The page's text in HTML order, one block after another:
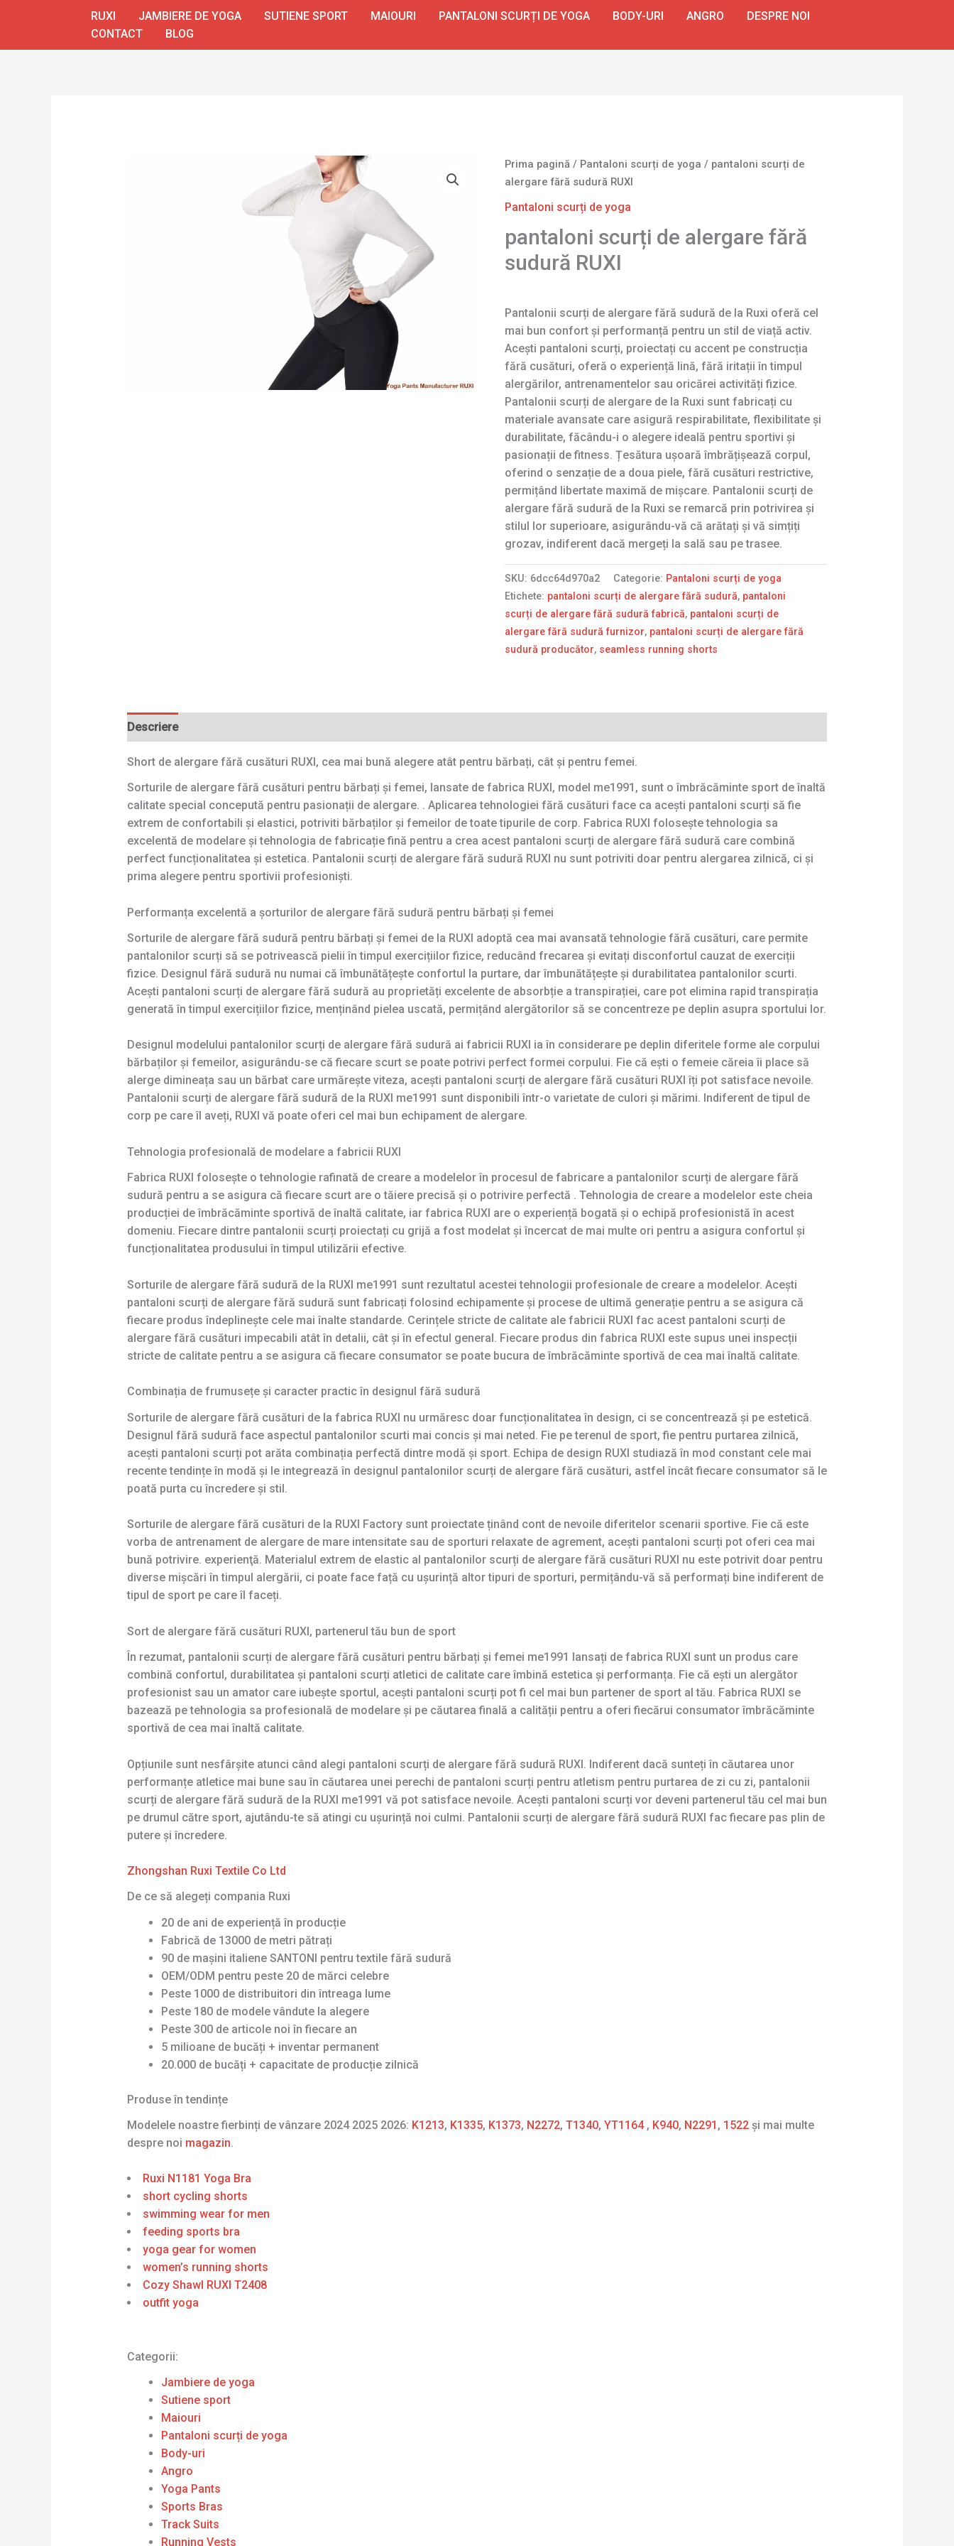
RUXI JAMBIERE DE YOGA SUTIENE SPORT MAIOURI PANTALONI SCURȚI DE YOGA BODY-URI ANGRO
DESPRE NOI
CONTACT
BLOG
Prima pagină / Pantaloni scurți de yoga / pantaloni scurți de
alergare fără sudură RUXI
Pantaloni scurți de yoga
pantaloni scurți de alergare fără
sudură RUXI
Pantalonii scurți de alergare fără sudură de la Ruxi oferă cel
mai bun confort și performanță pentru un stil de viață activ.
Acești pantaloni scurți, proiectați cu accent pe construcția
fără cusături, oferă o experiență lină, fără iritații în timpul
alergărilor, antrenamentelor sau oricărei activități fizice.
Pantalonii scurți de alergare de la Ruxi sunt fabricați cu
materiale avansate care asigură respirabilitate, flexibilitate și
durabilitate, făcându-i o alegere ideală pentru sportivi și
pasionații de fitness. Țesătura ușoară îmbrățișează corpul,
oferind o senzație de a doua piele, fără cusături restrictive,
permițând libertate maximă de mișcare. Pantalonii scurți de
alergare fără sudură de la Ruxi se remarcă prin potrivirea și
stilul lor superioare, asigurându-vă că arătați și vă simțiți
grozav, indiferent dacă mergeți la sală sau pe trasee.
SKU: 6dcc64d970a2 Categorie: Pantaloni scurți de yoga
Etichete: pantaloni scurți de alergare fără sudură, pantaloni
scurți de alergare fără sudură fabrică, pantaloni scurți de
alergare fără sudură furnizor, pantaloni scurți de alergare fără
sudură producător, seamless running shorts
Descriere
Short de alergare fără cusături RUXI, cea mai bună alegere atât pentru bărbați, cât și pentru femei.
Sorturile de alergare fără cusături pentru bărbați și femei, lansate de fabrica RUXI, model me1991, sunt o îmbrăcăminte sport de înaltă
calitate special concepută pentru pasionații de alergare. . Aplicarea tehnologiei fără cusături face ca acești pantaloni scurți să fie
extrem de confortabili și elastici, potriviti bărbaților și femeilor de toate tipurile de corp. Fabrica RUXI folosește tehnologia sa
excelentă de modelare și tehnologia de fabricație fină pentru a crea acest pantaloni scurți de alergare fără sudură care combină
perfect funcționalitatea și estetica. Pantalonii scurți de alergare fără sudură RUXI nu sunt potriviti doar pentru alergarea zilnică, ci și
prima alegere pentru sportivii profesioniști.
Performanța excelentă a șorturilor de alergare fără sudură pentru bărbați și femei
Sorturile de alergare fără sudură pentru bărbați și femei de la RUXI adoptă cea mai avansată tehnologie fără cusături, care permite
pantalonilor scurți să se potrivească pielii în timpul exercițiilor fizice, reducând frecarea și evitați disconfortul cauzat de exerciții
fizice. Designul fără sudură nu numai că îmbunătățește confortul la purtare, dar îmbunătățește și durabilitatea pantalonilor scurti.
Acești pantaloni scurți de alergare fără sudură au proprietăți excelente de absorbție a transpirației, care pot elimina rapid transpirația
generată în timpul exercițiilor fizice, menținând pielea uscată, permițând alergătorilor să se concentreze pe deplin asupra sportului lor.
Designul modelului pantalonilor scurți de alergare fără sudură ai fabricii RUXI ia în considerare pe deplin diferitele forme ale corpului
bărbaților și femeilor, asigurându-se că fiecare scurt se poate potrivi perfect formei corpului. Fie că ești o femeie căreia îi place să
alerge dimineața sau un bărbat care urmărește viteza, acești pantaloni scurți de alergare fără cusături RUXI îți pot satisface nevoile.
Pantalonii scurți de alergare fără sudură de la RUXI me1991 sunt disponibili într-o varietate de culori și mărimi. Indiferent de tipul de
corp pe care îl aveți, RUXI vă poate oferi cel mai bun echipament de alergare.
Tehnologia profesională de modelare a fabricii RUXI
Fabrica RUXI folosește o tehnologie rafinată de creare a modelelor în procesul de fabricare a pantalonilor scurți de alergare fără
sudură pentru a se asigura că fiecare scurt are o tăiere precisă și o potrivire perfectă . Tehnologia de creare a modelelor este cheia
producției de îmbrăcăminte sportivă de înaltă calitate, iar fabrica RUXI are o experiență bogată și o echipă profesionistă în acest
domeniu. Fiecare dintre pantalonii scurți proiectați cu grijă a fost modelat și încercat de mai multe ori pentru a asigura confortul și
funcționalitatea produsului în timpul utilizării efective.
Sorturile de alergare fără sudură de la RUXI me1991 sunt rezultatul acestei tehnologii profesionale de creare a modelelor. Acești
pantaloni scurți de alergare fără sudură sunt fabricați folosind echipamente și procese de ultimă generație pentru a se asigura că
fiecare produs îndeplinește cele mai înalte standarde. Cerințele stricte de calitate ale fabricii RUXI fac acest pantaloni scurți de
alergare fără cusături impecabili atât în detalii, cât și în efectul general. Fiecare produs din fabrica RUXI este supus unei inspecții
stricte de calitate pentru a se asigura că fiecare consumator se poate bucura de îmbrăcăminte sportivă de cea mai înaltă calitate.
Combinația de frumusețe și caracter practic în designul fără sudură
Sorturile de alergare fără cusături de la fabrica RUXI nu urmăresc doar funcționalitatea în design, ci se concentrează și pe estetică.
Designul fără sudură face aspectul pantalonilor scurti mai concis și mai neted. Fie pe terenul de sport, fie pentru purtarea zilnică,
acești pantaloni scurți pot arăta combinația perfectă dintre modă și sport. Echipa de design RUXI studiază în mod constant cele mai
recente tendințe în modă și le integrează în designul pantalonilor scurți de alergare fără cusături, astfel încât fiecare consumator să le
poată purta cu încredere și stil.
Sorturile de alergare fără cusături de la RUXI Factory sunt proiectate ținând cont de nevoile diferitelor scenarii sportive. Fie că este
vorba de antrenament de alergare de mare intensitate sau de sporturi relaxate de agrement, acești pantaloni scurți pot oferi cea mai
bună potrivire. experienţă. Materialul extrem de elastic al pantalonilor scurți de alergare fără cusături RUXI nu este potrivit doar pentru
diverse mișcări în timpul alergării, ci poate face față cu ușurință altor tipuri de sporturi, permițându-vă să performați bine indiferent de
tipul de sport pe care îl faceți.
Sort de alergare fără cusături RUXI, partenerul tău bun de sport
În rezumat, pantalonii scurți de alergare fără cusături pentru bărbați și femei me1991 lansați de fabrica RUXI sunt un produs care
combină confortul, durabilitatea și pantaloni scurți atletici de calitate care îmbină estetica și performanța. Fie că ești un alergător
profesionist sau un amator care iubește sportul, acești pantaloni scurți pot fi cel mai bun partener de sport al tău. Fabrica RUXI se
bazează pe tehnologia sa profesională de modelare și pe căutarea finală a calității pentru a oferi fiecărui consumator îmbrăcăminte
sportivă de cea mai înaltă calitate.
Opțiunile sunt nesfârșite atunci când alegi pantaloni scurți de alergare fără sudură RUXI. Indiferent dacă sunteți în căutarea unor
performanțe atletice mai bune sau în căutarea unei perechi de pantaloni scurți pentru atletism pentru purtarea de zi cu zi, pantalonii
scurți de alergare fără sudură de la RUXI me1991 vă pot satisface nevoile. Acești pantaloni scurți vor deveni partenerul tău cel mai bun
pe drumul către sport, ajutându-te să atingi cu ușurință noi culmi. Pantalonii scurți de alergare fără sudură RUXI fac fiecare pas plin de
putere și încredere.
Zhongshan Ruxi Textile Co Ltd
De ce să alegeți compania Ruxi
20 de ani de experiență în producție
Fabrică de 13000 de metri pătrați
90 de mașini italiene SANTONI pentru textile fără sudură
OEM/ODM pentru peste 20 de mărci celebre
Peste 1000 de distribuitori din întreaga lume
Peste 180 de modele vândute la alegere
Peste 300 de articole noi în fiecare an
5 milioane de bucăți + inventar permanent
20.000 de bucăți + capacitate de producție zilnică
Produse în tendințe
Modelele noastre fierbinți de vânzare 2024 2025 2026: K1213, K1335, K1373, N2272, T1340, YT1164, K940, N2291 , 1522 și mai multe
despre noi magazin.
Ruxi N1181 Yoga Bra
short cycling shorts
swimming wear for men
feeding sports bra
yoga gear for women
women’s running shorts
Cozy Shawl RUXI T2408
outfit yoga
Categorii:
Jambiere de yoga
Sutiene sport
Maiouri
Pantaloni scurți de yoga
Body-uri
Angro
Yoga Pants
Sports Bras
Track Suits
Running Vests